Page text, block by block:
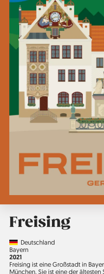
Freising
CountryDeutschland
Region
Bayern
Jahr
2021
Freising ist eine Großstadt in
München. Sie ist eine der